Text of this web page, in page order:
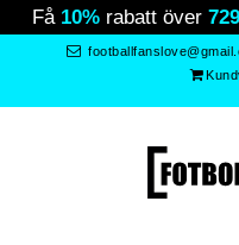
Få 10% rabatt över 729